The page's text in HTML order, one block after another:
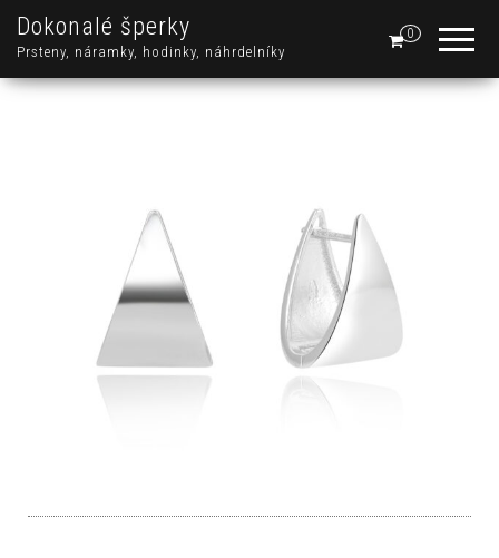
Dokonalé šperky
Prsteny, náramky, hodinky, náhrdelníky
0